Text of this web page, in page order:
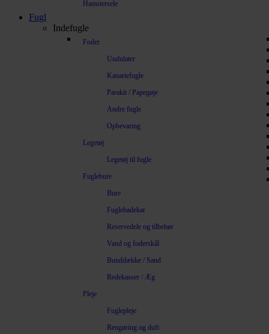
Hamstersele
Fugl
Indefugle
Foder
Undulater
Kanariefugle
Parakit / Papegøje
Andre fugle
Opbevaring
Legetøj
Legetøj til fugle
Fuglebure
Bure
Fuglebadekar
Reservedele og tilbehør
Vand og foderskål
Bunddække / Sand
Redekasser / Æg
Pleje
Fuglepleje
Rengøring og duft